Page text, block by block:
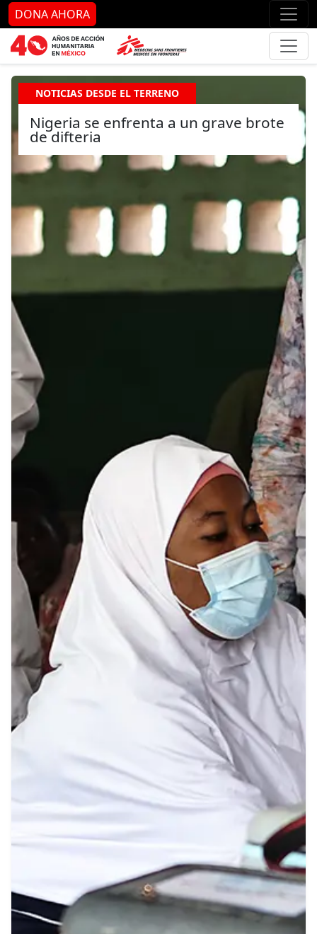
Ir al contenido principal Ir
DONA AHORA
NOTICIAS DESDE EL TERRENO
Nigeria se enfrenta a un grave brote
de difteria